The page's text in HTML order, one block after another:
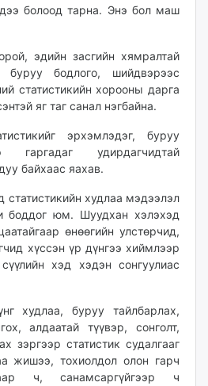
болоод тарна. Энэ бол маш
эдийн засгийн хямралтай
бодлого, шийдвэрээс
статистикийн хорооны дарга
яг таг санал нэгбайна.
эрхэмлэдэг, буруу
гаргадаг удирдагчидтай
байхаас яахав.
худлаа мэдээлэл
боддог юм. Шуудхан хэлэхэд
өнөөгийн улстөрчид,
хүссэн үр дүнгээ хиймлээр
хэд хэдэн сонгуулиас
худлаа, буруу тайлбарлах,
алдаатай түүвэр, сонголт,
зэргээр статистик судалгааг
жишээ, тохиолдол олон гарч
ч, санамсаргүйгээр ч